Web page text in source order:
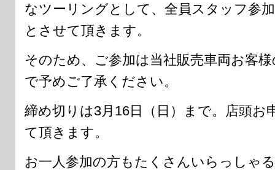
なツーリングとして、全員スタッフ参
とさせて頂きます。
そのため、ご参加は当社販売車両お客
で予めご了承ください。
締め切りは3月16日（日）まで。店頭お
て頂きます。
お一人参加の方もたくさんいらっしゃ